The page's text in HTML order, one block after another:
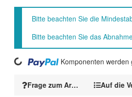
Frage zum Artikel Auf die
x
Bitte beachten Sie die
Bitte beachten Sie das
Loading... Komponenten werden